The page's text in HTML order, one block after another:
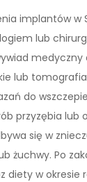
implantów w
lub
lub
do
przyzębia lub
się w
żuchwy. Po
diety w okresie